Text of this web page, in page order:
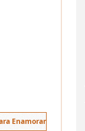
Enamorar